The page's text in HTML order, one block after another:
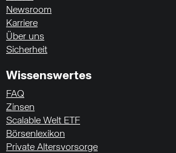
Newsroom
Karriere
Über uns
Sicherheit
Wissenswertes
FAQ
Zinsen
Scalable Welt ETF
Börsenlexikon
Private Altersvorsorge